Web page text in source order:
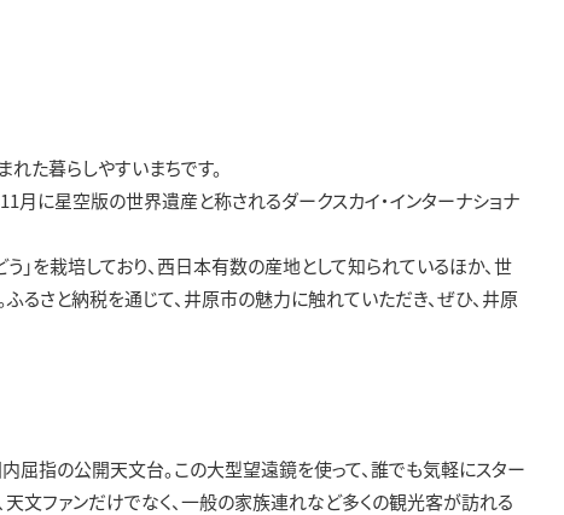
た暮らしやすいまちです。
月に星空版の世界遺産と称されるダークスカイ・インターナショナ
」を栽培しており、西日本有数の産地として知られているほか、世
るさと納税を通じて、井原市の魅力に触れていただき、ぜひ、井原
屈指の公開天文台。この大型望遠鏡を使って、誰でも気軽にスター
天文ファンだけでなく、一般の家族連れなど多くの観光客が訪れる